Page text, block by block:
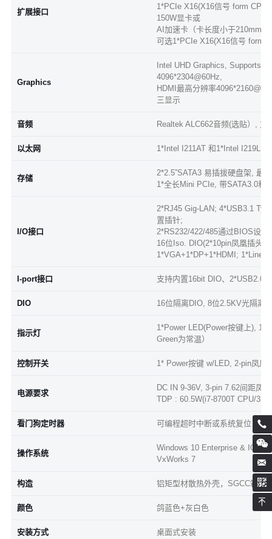
扩展接口
1*PCIe X16(X16信号 form
150W显卡或
AI加速卡（卡长度小于210mm)
可选1*PCIe X16(X16信号 form
Graphics
Intel UHD Graphics, Supports
4096*2304@60Hz,
HDMI最高分辨率
三显示
音频 Realtek ALC662音频(选贴）, 支
以太网 1*Intel I211AT 和1*Intel I219LM
存储
2*2.5”SATA3 易插拔硬盘架, 最
1*全长Mini PCIe, 带SATA3.0和
I/O接口
2*RJ45 Gig-LAN; 4*USB3.1
置插针;
2*RS232/422/485通过BIOS设
16位Iso. DIO(2*10pin凤凰插头)
1*VGA+1*DP+1*HDMI; 1*Line
I-port接口 支持内置16bit DIO、2*USB2.0
DIO 16位隔离DIO, 8位2.5KV光隔离
指示灯
1*Power LED(Power按键上), 1*
Green为常温）
控制开关 1* Power按键 w/LED, 2-pin凤凰
电源要求
DC IN 9-36V, 3-pin 7.62间距凤
TDP : 60.5W(i7-8700T CPU/
看门狗定时器 可编程超时中断或系统复位，1
操作系统
Windows 10 Enterprise & IOT
VxWorks 7
构造 铝矩型材散热外壳，SGCC箱体
颜色 鸽蓝色+灰白色
安装方式 桌面式安装